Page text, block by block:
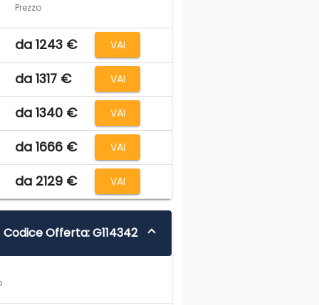
Prezzo
da 1243 € VAI
da 1317 € VAI
da 1340 € VAI
da 1666 € VAI
da 2129 € VAI
Codice Offerta: G114342